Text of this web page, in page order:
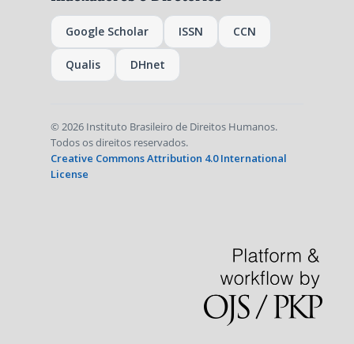
Google Scholar ISSN CCN
Qualis DHnet
© 2026 Instituto Brasileiro de Direitos Humanos.
Todos os direitos reservados.
Creative Commons Attribution 4.0 International
License